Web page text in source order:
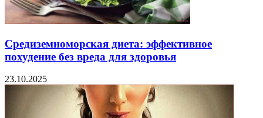
Средиземноморская диета: эффективное
похудение без вреда для здоровья
23.10.2025